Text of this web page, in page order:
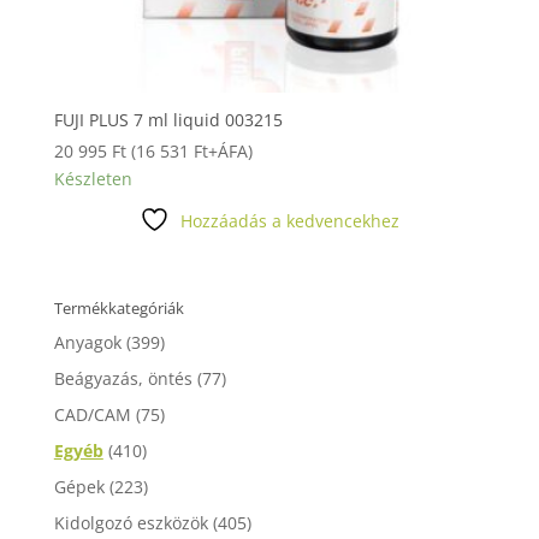
FUJI PLUS 7 ml liquid 003215
20 995 Ft (16 531 Ft+ÁFA)
Készleten
Hozzáadás a kedvencekhez
Termékkategóriák
Anyagok (399)
Beágyazás, öntés (77)
CAD/CAM (75)
Egyéb (410)
Gépek (223)
Kidolgozó eszközök (405)